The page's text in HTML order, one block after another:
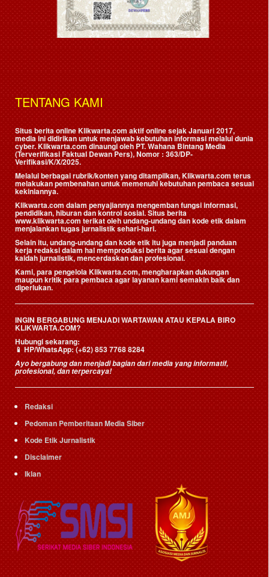
TENTANG KAMI
Situs berita online Klikwarta.com aktif online sejak Januari 2017,
media ini didirikan untuk menjawab kebutuhan informasi melalui dunia
cyber. Klikwarta.com dinaungi oleh PT. Wahana Bintang Media
(Terverifikasi Faktual Dewan Pers), Nomor : 363/DP-
Verifikasi/K/X/2025.
Melalui berbagai rubrik/konten yang ditampilkan, Klikwarta.com terus
melakukan pembenahan untuk memenuhi kebutuhan pembaca sesuai
kekiniannya.
Klikwarta.com dalam penyajiannya mengemban fungsi informasi,
pendidikan, hiburan dan kontrol sosial. Situs berita
www.klikwarta.com terikat oleh undang-undang dan kode etik dalam
menjalankan tugas jurnalistik sehari-hari.
Selain itu, undang-undang dan kode etik itu juga menjadi panduan
kerja redaksi dalam hal memproduksi berita agar sesuai dengan
kaidah jurnalistik, mencerdaskan dan profesional.
Kami, para pengelola Klikwarta.com, mengharapkan dukungan
maupun kritik para pembaca agar layanan kami semakin baik dan
diperlukan.
INGIN BERGABUNG MENJADI WARTAWAN ATAU KEPALA BIRO
KLIKWARTA.COM?
Hubungi sekarang:
📱HP/WhatsApp:(+62) 853 7768 8284
Ayo bergabung dan menjadi bagian dari media yang informatif,
profesional, dan terpercaya!
Redaksi
Pedoman Pemberitaan Media Siber
Kode Etik Jurnalistik
Disclaimer
Iklan